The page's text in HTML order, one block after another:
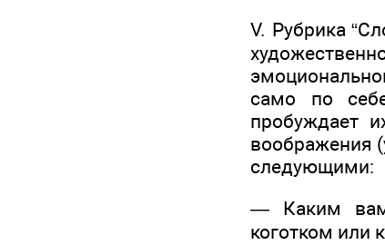
V. Рубрика
само по
пробуждает
воображения
следующими:
— Каким вам
коготком или